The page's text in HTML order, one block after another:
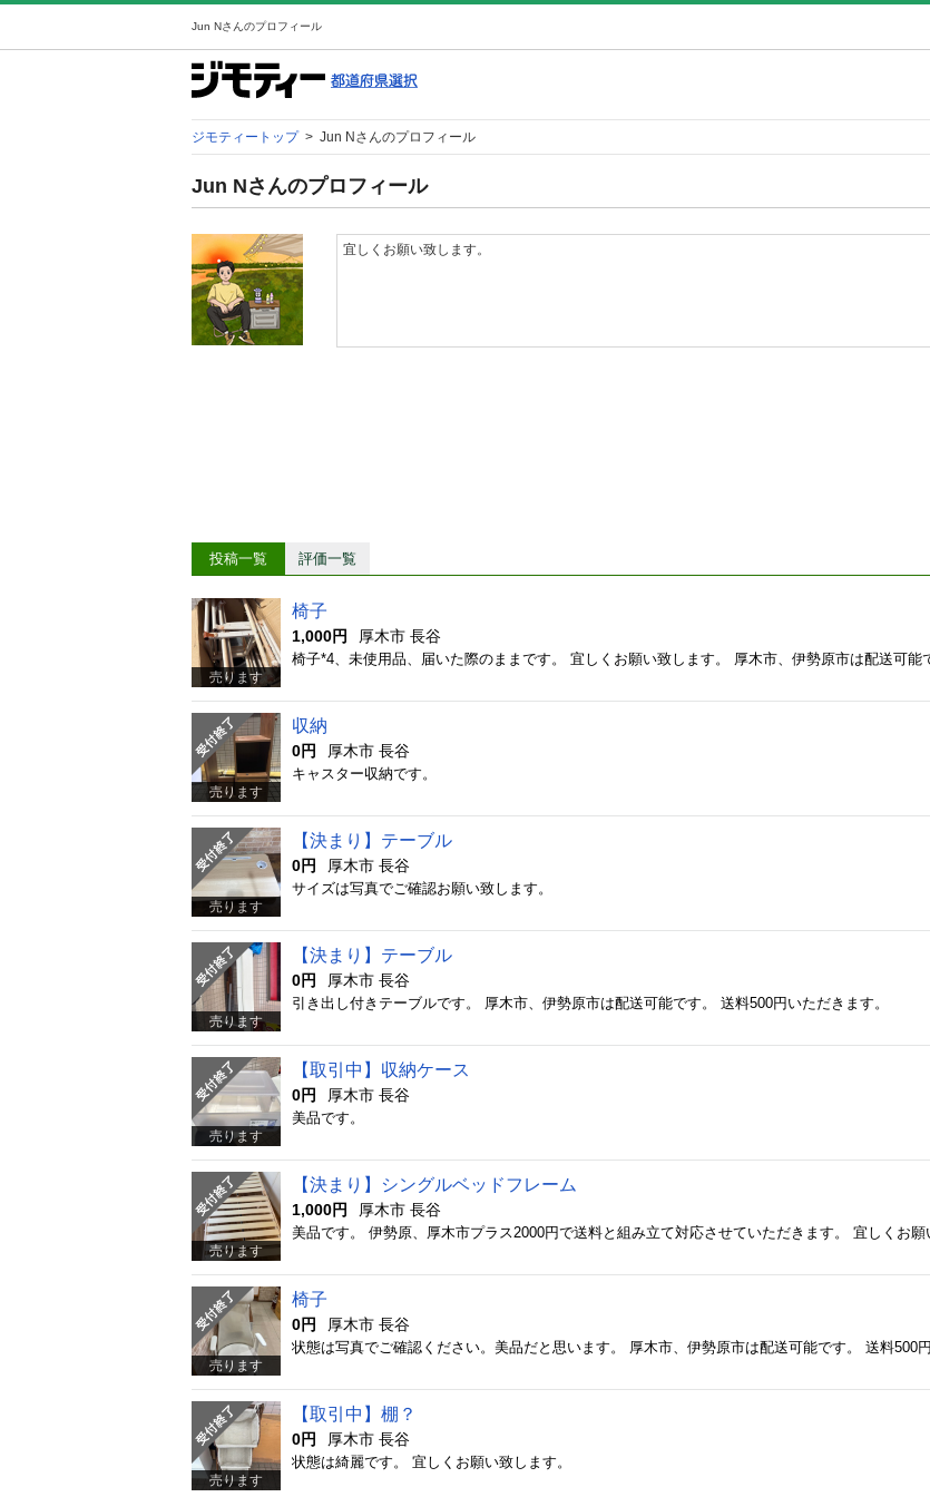
Jun Nさんのプロフィール
ジモティートップ > Jun Nさんのプロフィール
Jun Nさんのプロフィール
宜しくお願い致します。
投稿一覧 評価一覧
売ります
椅子
1,000円 厚木市 長谷
椅子*4、未使用品、届いた際のままです。 宜しくお願い致します。 厚木市、伊勢原市は配送可能
売ります
収納
0円 厚木市 長谷
キャスター収納です。
売ります
【決まり】テーブル
0円 厚木市 長谷
サイズは写真でご確認お願い致します。
売ります
【決まり】テーブル
0円 厚木市 長谷
引き出し付きテーブルです。 厚木市、伊勢原市は配送可能です。 送料500円いただきます。
売ります
【取引中】収納ケース
0円 厚木市 長谷
美品です。
売ります
【決まり】シングルベッドフレーム
1,000円 厚木市 長谷
美品です。 伊勢原、厚木市プラス2000円で送料と組み立て対応させていただきます。 宜しくお願
売ります
椅子
0円 厚木市 長谷
状態は写真でご確認ください。美品だと思います。 厚木市、伊勢原市は配送可能です。 送料500円
売ります
【取引中】棚？
0円 厚木市 長谷
状態は綺麗です。 宜しくお願い致します。